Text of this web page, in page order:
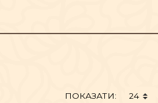
ПОКАЗАТИ: